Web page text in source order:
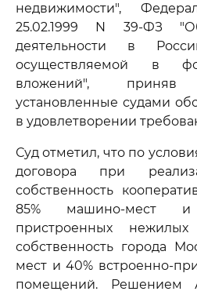
недвижимости",
25.02.1999 N 39-ФЗ
деятельности в
осуществляемой в
вложений",
установленные судами
в удовлетворении
Суд отметил, что по
договора при
собственность
85% машино-мест
пристроенных
собственность города
мест и 40% встроенно-
помещений. Решением